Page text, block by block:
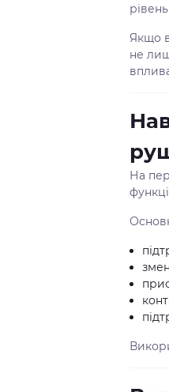
Якщо
не
На